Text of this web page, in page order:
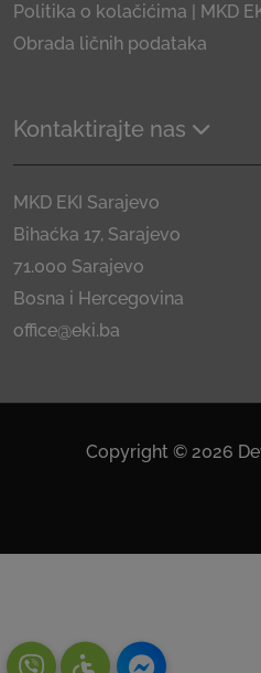
Politika o kolačićima | MKD
Obrada ličnih podataka
Kontaktirajte nas
MKD EKI Sarajevo
Bihaćka 17, Sarajevo
71.000 Sarajevo
Bosna i Hercegovina
office@eki.ba
Copyright © 2026